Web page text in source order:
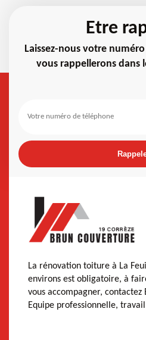
Etre
Laissez-nous votre
vous rappellerons dans
La rénovation toiture à La
environs est obligatoire, à
vous accompagner, contactez
Equipe professionnelle,